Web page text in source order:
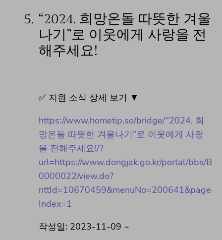
5. “2024. 희망온돌 따뜻한 겨울
나기”로 이웃에게 사랑을 전
해주세요!
✅ 지원 소식 상세 보기 ▼
https://www.hometip.so/bridge/“2024. 희
망온돌 따뜻한 겨울나기”로 이웃에게 사랑
을 전해주세요!/?
url=https://www.dongjak.go.kr/portal/bbs/B
0000022/view.do?
nttId=10670459&menuNo=200641&page
Index=1
작성일: 2023-11-09 ~